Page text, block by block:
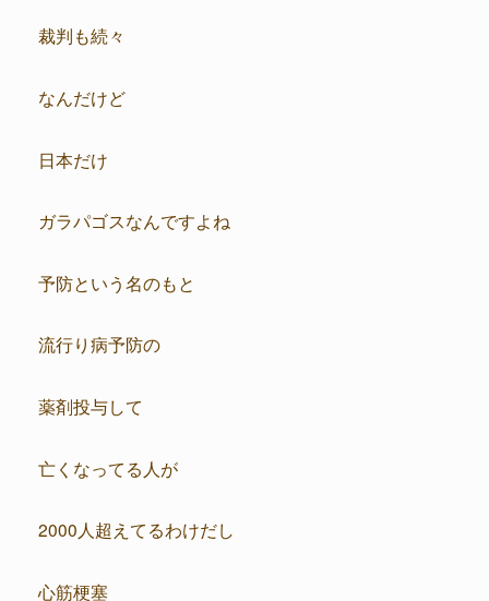
裁判も続々
なんだけど
日本だけ
ガラパゴスなんですよね
予防という名のもと
流行り病予防の
薬剤投与して
亡くなってる人が
2000人超えてるわけだし
心筋梗塞